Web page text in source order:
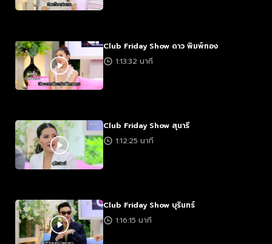
Club Friday Show ดาว พิมพ์ทอง
1:13:32 นาที
Club Friday Show สุนารี
1:12:25 นาที
Club Friday Show บุรินทร์
1:16:15 นาที